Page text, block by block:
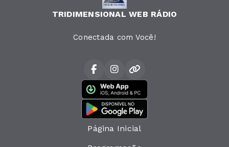
TRIDIMENSIONAL WEB RÁDIO
Conectada com Você!
Página Inicial